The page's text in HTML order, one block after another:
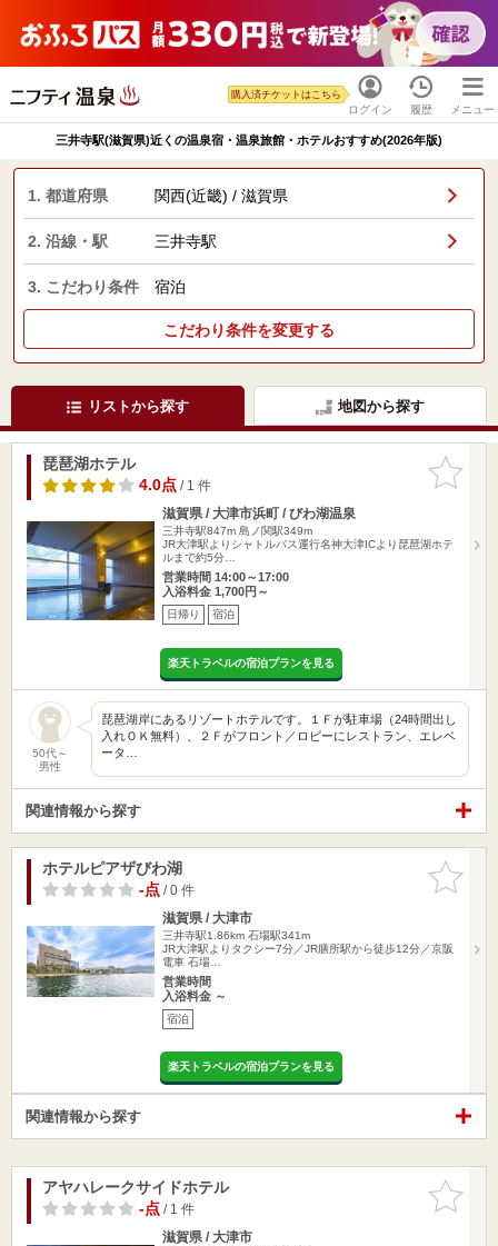
ログイン
購入済チケットはこちら
履歴 メニュー
三井寺駅(滋賀県)近くの温泉宿・温泉旅館・ホテルおすすめ(2026年版)
1. 都道府県 関西(近畿) / 滋賀県
2. 沿線・駅 三井寺駅
3. こだわり条件 宿泊
こだわり条件を変更する
リストから探す 地図から探す
お気に入
りに追加
琵琶湖ホテル
4.0点/ 1 件
滋賀県 / 大津市浜町 / びわ湖温泉
三井寺駅847m 島ノ関駅349m
JR大津駅よりシャトルバス運行名神大津ICより琵琶湖ホテ
ルまで約5分…
営業時間 14:00～17:00
入浴料金 1,700円～
日帰り 宿泊
楽天トラベルの宿泊プランを見る
50代～
男性
琵琶湖岸にあるリゾートホテルです。１Ｆが駐車場（24時間出し
入れＯＫ無料）、２Ｆがフロント／ロビーにレストラン、エレベ
ータ…
関連情報から探す
お気に入
りに追加
ホテルピアザびわ湖
-点/ 0 件
滋賀県 / 大津市
三井寺駅1.86km 石場駅341m
JR大津駅よりタクシー7分／JR膳所駅から徒歩12分／京阪
電車 石場…
営業時間
入浴料金 ～
宿泊
楽天トラベルの宿泊プランを見る
関連情報から探す
お気に入
りに追加
アヤハレークサイドホテル
-点/ 1 件
滋賀県 / 大津市